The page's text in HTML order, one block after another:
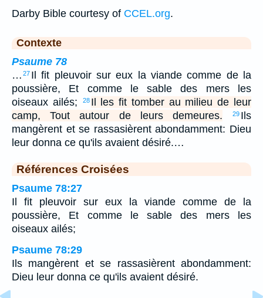
Darby Bible courtesy of CCEL.org.
Contexte
Psaume 78
… 27 Il fit pleuvoir sur eux la viande comme de la
poussière, Et comme le sable des mers les
oiseaux ailés;
28 Il les fit tomber au milieu de leur
camp, Tout autour de leurs demeures.
29 Ils
mangèrent et se rassasièrent abondamment: Dieu
leur donna ce qu'ils avaient désiré.…
Références Croisées
Psaume 78:27
Il fit pleuvoir sur eux la viande comme de la
poussière, Et comme le sable des mers les
oiseaux ailés;
Psaume 78:29
Ils mangèrent et se rassasièrent abondamment:
Dieu leur donna ce qu'ils avaient désiré.